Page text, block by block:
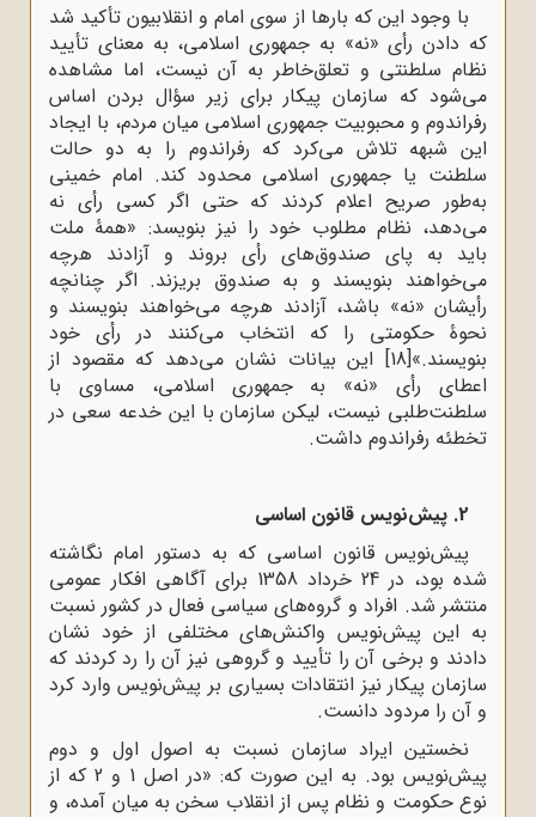
با وجود این که بارها از سوی امام و انقلابیون تأکید شد
که دادن رأی «نه» به جمهوری اسلامی، به معنای تأیید
نظام سلطنتی و تعلق‌خاطر به آن نیست، اما مشاهده
می‌شود که سازمان پیکار برای زیر سؤال بردن اساس
رفراندوم و محبوبیت جمهوری اسلامی میان مردم، با ایجاد
این شبهه تلاش می‌کرد که رفراندوم را به دو حالت
سلطنت یا جمهوری اسلامی محدود کند. امام خمینی
به‌طور صریح اعلام کردند که حتی اگر کسی رأی نه
می‌دهد، نظام مطلوب خود را نیز بنویسد: «همۀ ملت
باید‌‌ ‌‌به پای صندوق‌های رأی بروند و آزادند هرچه
می‌خواهند بنویسند و به صندوق بریزند.‌‌ ‌‌اگر چنانچه
رأیشان «نه» باشد، آزادند هرچه می‌خواهند بنویسند و
نحوۀ حکومتی را که‌‌ ‌‌انتخاب می‌کنند در رأی خود
بنویسند.»[18]
این بیانات نشان می‌دهد که مقصود از
اعطای رأی «نه» به جمهوری اسلامی، مساوی با
سلطنت‌طلبی نیست، لیکن سازمان با این خدعه سعی در
تخطئه رفراندوم داشت.
2. پیش‌نویس قانون اساسی
پیش‌نویس قانون اساسی که به دستور امام نگاشته
شده بود، در 24 خرداد 1358 برای آگاهی افکار عمومی
منتشر شد. افراد و گروه‌های سیاسی فعال در کشور نسبت
به این پیش‌نویس واکنش‌های مختلفی از خود نشان
دادند و برخی آن را تأیید و گروهی نیز آن را رد کردند که
سازمان پیکار نیز انتقادات بسیاری بر پیش‌نویس وارد کرد
و آن را مردود دانست.
نخستین ایراد سازمان نسبت به اصول اول و دوم
پیش‌نویس بود. به این صورت که: «در اصل 1 و 2 که از
نوع حکومت و نظام پس از انقلاب سخن به میان آمده، و